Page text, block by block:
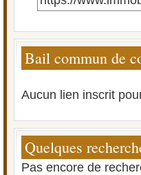
Bail commun de
Aucun lien inscrit
Quelques
Pas encore de